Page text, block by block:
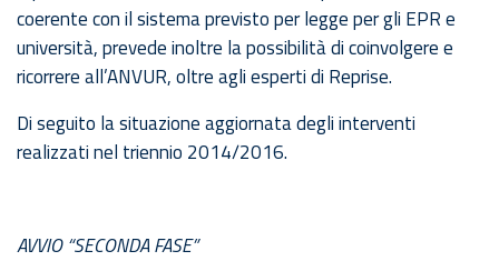
coerente con il sistema previsto per legge per gli EPR e
università, prevede inoltre la possibilità di coinvolgere e
ricorrere all’ANVUR, oltre agli esperti di Reprise.
Di seguito la situazione aggiornata degli interventi
realizzati nel triennio 2014/2016.
AVVIO “SECONDA FASE”